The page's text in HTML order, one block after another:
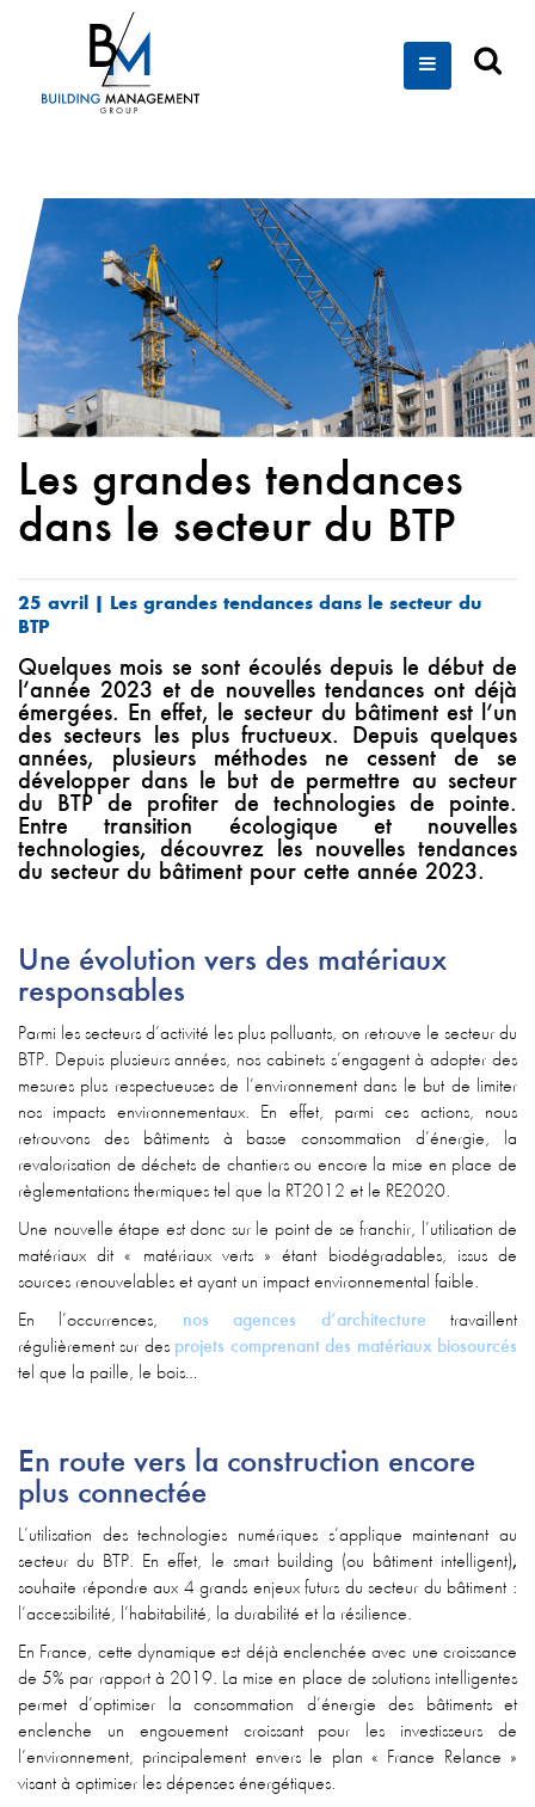
Les grandes tendances
dans le secteur du BTP
25 avril | Les grandes tendances dans le secteur du
BTP
Quelques mois se sont écoulés depuis le début de
l’année 2023 et de nouvelles tendances ont déjà
émergées. En effet, le secteur du bâtiment est l’un
des secteurs les plus fructueux. Depuis quelques
années, plusieurs méthodes ne cessent de se
développer dans le but de permettre au secteur
du BTP de profiter de technologies de pointe.
Entre transition écologique et nouvelles
technologies, découvrez les nouvelles tendances
du secteur du bâtiment pour cette année 2023.
Une évolution vers des matériaux
responsables
Parmi les secteurs d’activité les plus polluants, on retrouve le secteur du
BTP. Depuis plusieurs années, nos cabinets s’engagent à adopter des
mesures plus respectueuses de l’environnement dans le but de limiter
nos impacts environnementaux. En effet, parmi ces actions, nous
retrouvons des bâtiments à basse consommation d’énergie, la
revalorisation de déchets de chantiers ou encore la mise en place de
règlementations thermiques tel que la RT2012 et le RE2020.
Une nouvelle étape est donc sur le point de se franchir, l’utilisation de
matériaux dit « matériaux verts » étant biodégradables, issus de
sources renouvelables et ayant un impact environnemental faible.
En l’occurrences, nos agences d’architecture travaillent
régulièrement sur des projets comprenant des matériaux biosourcés
tel que la paille, le bois…
En route vers la construction encore
plus connectée
L’utilisation des technologies numériques s’applique maintenant au
secteur du BTP. En effet, le smart building (ou bâtiment intelligent),
souhaite répondre aux 4 grands enjeux futurs du secteur du bâtiment :
l’accessibilité, l’habitabilité, la durabilité et la résilience.
En France, cette dynamique est déjà enclenchée avec une croissance
de 5% par rapport à 2019. La mise en place de solutions intelligentes
permet d’optimiser la consommation d’énergie des bâtiments et
enclenche un engouement croissant pour les investisseurs de
l’environnement, principalement envers le plan « France Relance »
visant à optimiser les dépenses énergétiques.